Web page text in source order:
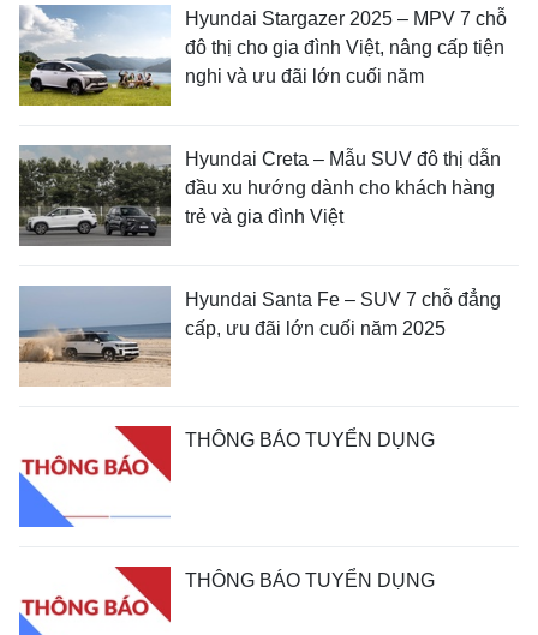
Hyundai Stargazer 2025 – MPV 7 chỗ
đô thị cho gia đình Việt, nâng cấp tiện
nghi và ưu đãi lớn cuối năm
Hyundai Creta – Mẫu SUV đô thị dẫn
đầu xu hướng dành cho khách hàng
trẻ và gia đình Việt
Hyundai Santa Fe – SUV 7 chỗ đẳng
cấp, ưu đãi lớn cuối năm 2025
THÔNG BÁO TUYỂN DỤNG
THÔNG BÁO TUYỂN DỤNG